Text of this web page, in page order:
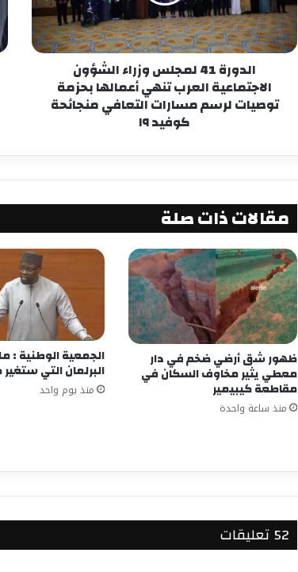
الدورة 41 لمجلس وزراء الشؤون
الاجتماعية العرب تنهي أعمالها بحزمة
توصيات لرسم مسارات التعافي منجائحة
كوفيد ١٩
مقالات ذات صلة
ظهور شق أرضي ضخم في دار
معطي يثير مخاوف السكان في
مقاطعة كيبيمير
منذ ساعة واحدة
الجمعية الوطنية :
البرلمان التي
منذ يوم واحد
‫52 تعليقات